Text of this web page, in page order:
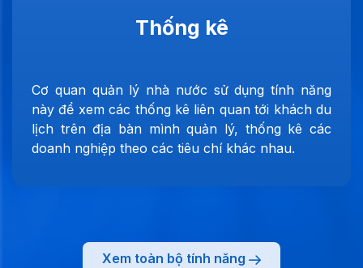
Thống kê
Cơ quan quản lý nhà nước sử dụng tính năng
này để xem các thống kê liên quan tới khách du
lịch trên địa bàn mình quản lý, thống kê các
doanh nghiệp theo các tiêu chí khác nhau.
Xem toàn bộ tính năng